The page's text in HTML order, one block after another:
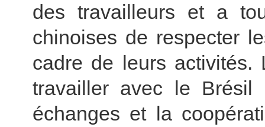
des travailleurs et a
chinoises de respecter
cadre de leurs
travailler avec le Brésil
échanges et la